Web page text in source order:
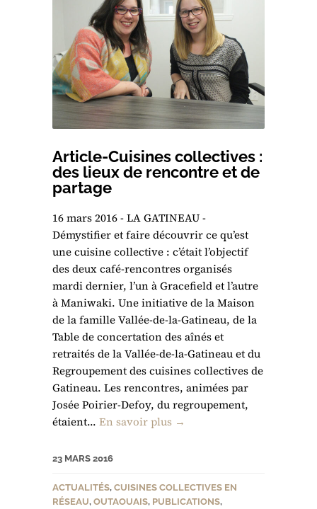
Article-Cuisines collectives :
des lieux de rencontre et de
partage
16 mars 2016 - LA GATINEAU -
Démystifier et faire découvrir ce qu’est
une cuisine collective : c’était l’objectif
des deux café-rencontres organisés
mardi dernier, l’un à Gracefield et l’autre
à Maniwaki. Une initiative de la Maison
de la famille Vallée-de-la-Gatineau, de la
Table de concertation des aînés et
retraités de la Vallée-de-la-Gatineau et du
Regroupement des cuisines collectives de
Gatineau. Les rencontres, animées par
Josée Poirier-Defoy, du regroupement,
étaient... En savoir plus →
23 MARS 2016
ACTUALITÉS, CUISINES COLLECTIVES EN
RÉSEAU, OUTAOUAIS, PUBLICATIONS,